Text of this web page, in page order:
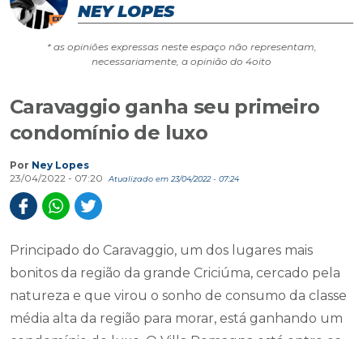
NEY LOPES
* as opiniões expressas neste espaço não representam,
necessariamente, a opinião do 4oito
Caravaggio ganha seu primeiro
condomínio de luxo
Por Ney Lopes
23/04/2022 - 07:20
Atualizado em 23/04/2022 - 07:24
Principado do Caravaggio, um dos lugares mais
bonitos da região da grande Criciúma, cercado pela
natureza e que virou o sonho de consumo da classe
média alta da região para morar, está ganhando um